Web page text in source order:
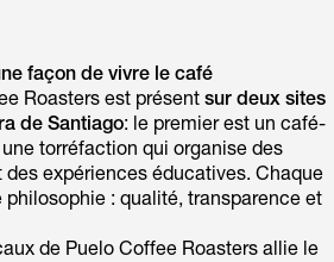
façon de vivre le café
Roasters est présent sur deux sites
de Santiago: le premier est un café-
torréfaction qui organise des
expériences éducatives. Chaque
: qualité, transparence et
de Puelo Coffee Roasters allie le